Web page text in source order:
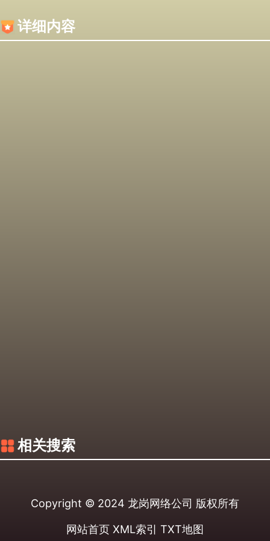
详细内容
相关搜索
Copyright © 2024 龙岗网络公司 版权所有
网站首页 XML索引 TXT地图